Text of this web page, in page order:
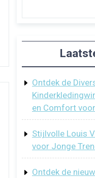
Ontdek de
en Comfort
Stijlvolle Louis
voor Jonge
Ontdek de